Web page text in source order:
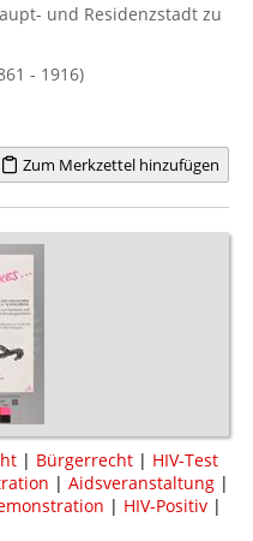
und Residenzstadt zu
- 1916)
Zum Merkzettel hinzufügen
| Bürgerrecht | HIV-Test
| Aidsveranstaltung |
| HIV-Positiv |